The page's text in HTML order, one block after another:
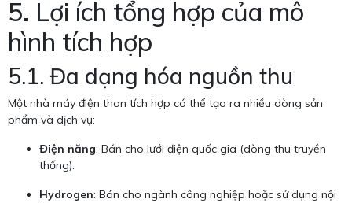
5. Lợi ích tổng hợp của mô
hình tích hợp
5.1. Đa dạng hóa nguồn thu
Một nhà máy điện than tích hợp có thể tạo ra nhiều dòng sản
phẩm và dịch vụ:
Điện năng: Bán cho lưới điện quốc gia (dòng thu truyền
thống).
Hydrogen: Bán cho ngành công nghiệp hoặc sử dụng nội